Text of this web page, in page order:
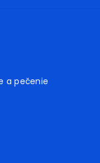
a pečenie